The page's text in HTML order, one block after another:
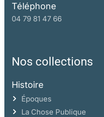
Téléphone
04 79 81 47 66
Nos collections
Histoire
Époques
La Chose Publique